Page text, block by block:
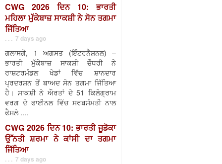
CWG 2026 ਦਿਨ 10: ਭਾਰਤੀ
ਮਹਿਲਾ ਮੁੱਕੇਬਾਜ਼ ਸਾਕਸ਼ੀ ਨੇ ਸੋਨ ਤਗਮਾ
ਜਿੱਤਿਆ
. . . 7 days ago
ਗਲਾਸਗੋ, 1 ਅਗਸਤ (ਇੰਟਰਨੈਸ਼ਨਲ) –
ਭਾਰਤੀ ਮੁੱਕੇਬਾਜ਼ ਸਾਕਸ਼ੀ ਚੌਧਰੀ ਨੇ
ਰਾਸ਼ਟਰਮੰਡਲ ਖੇਡਾਂ ਵਿੱਚ ਸ਼ਾਨਦਾਰ
ਪ੍ਰਦਰਸ਼ਨ ਤੋਂ ਬਾਅਦ ਸੋਨ ਤਗਮਾ ਜਿੱਤਿਆ
ਹੈ। ਸਾਕਸ਼ੀ ਨੇ ਔਰਤਾਂ ਦੇ 51 ਕਿਲੋਗ੍ਰਾਮ
ਵਰਗ ਦੇ ਫਾਈਨਲ ਵਿੱਚ ਸਰਬਸੰਮਤੀ ਨਾਲ
ਫੈਸਲੇ ....
CWG 2026 ਦਿਨ 10: ਭਾਰਤੀ ਜੂਡੋਕਾ
ਉੱਨਤੀ ਸ਼ਰਮਾ ਨੇ ਕਾਂਸੀ ਦਾ ਤਗਮਾ
ਜਿੱਤਿਆ
. . . 7 days ago